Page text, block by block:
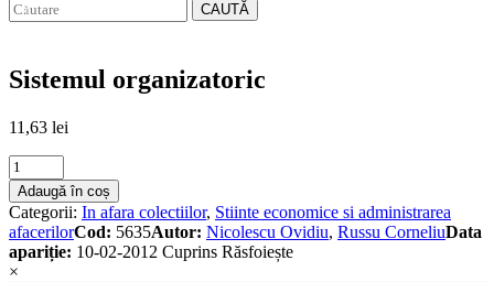
CAUTĂ
Sistemul organizatoric
11,63 lei
Sistemul
organizatoric
quantity
Adaugă în coș
Categorii: In afara colectiilor, Stiinte economice si administrarea
afacerilorCod: 5635Autor: Nicolescu Ovidiu, Russu CorneliuData
apariție: 10-02-2012 Cuprins Răsfoiește
×